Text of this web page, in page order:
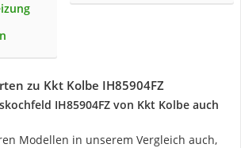
zu Kkt Kolbe IH85904FZ
IH85904FZ von Kkt Kolbe auch
Modellen in unserem Vergleich auch,